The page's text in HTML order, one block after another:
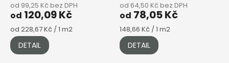
od 99,25 Kč bez DPH
od 120,09 Kč
Měrná
cena:
od 228,67 Kč / 1 m2
DETAIL
od 64,50 Kč bez DPH
od 78,05 Kč
Měrná
cena:
148,66 Kč / 1 m2
DETAIL